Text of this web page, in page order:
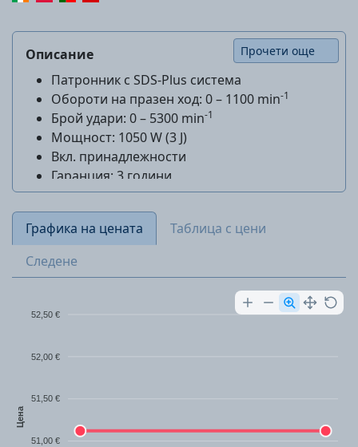
Описание
Патронник с SDS-Plus система
Обороти на празен ход: 0 – 1100 min-1
Брой удари: 0 – 5300 min-1
Мощност: 1050 W (3 J)
Вкл. принадлежности
Гаранция: 3 години
Прочети още
Графика на цената
Таблица с цени
Следене
52,50 €
52,00 €
51,50 €
51,00 €
Цена